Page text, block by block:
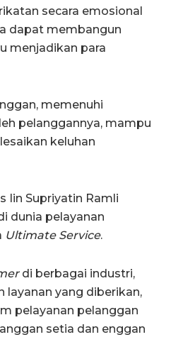
secara emosional
dapat membangun
menjadikan para
memenuhi
pelanggannya, mampu
keluhan
Iin Supriyatin Ramli
dunia pelayanan
Ultimate Service.
di berbagai industri,
layanan yang diberikan,
pelayanan pelanggan
setia dan enggan